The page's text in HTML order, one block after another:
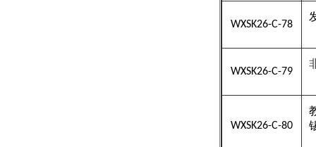
WXSK26-C-78
WXSK26-C-79
WXSK26-C-80